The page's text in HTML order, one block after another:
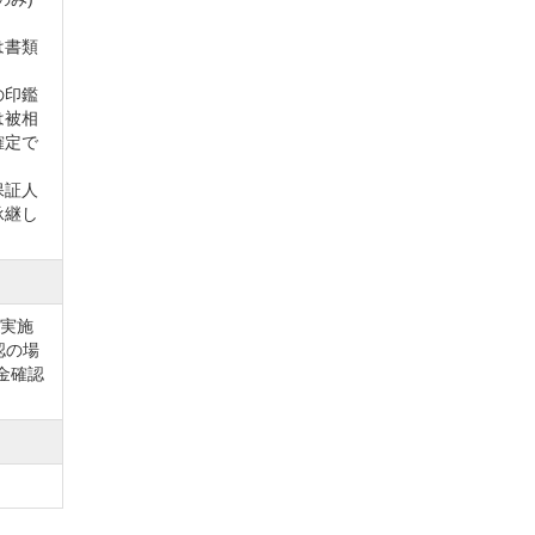
書類
印鑑
被相
定で
人
し
施
の場
確認